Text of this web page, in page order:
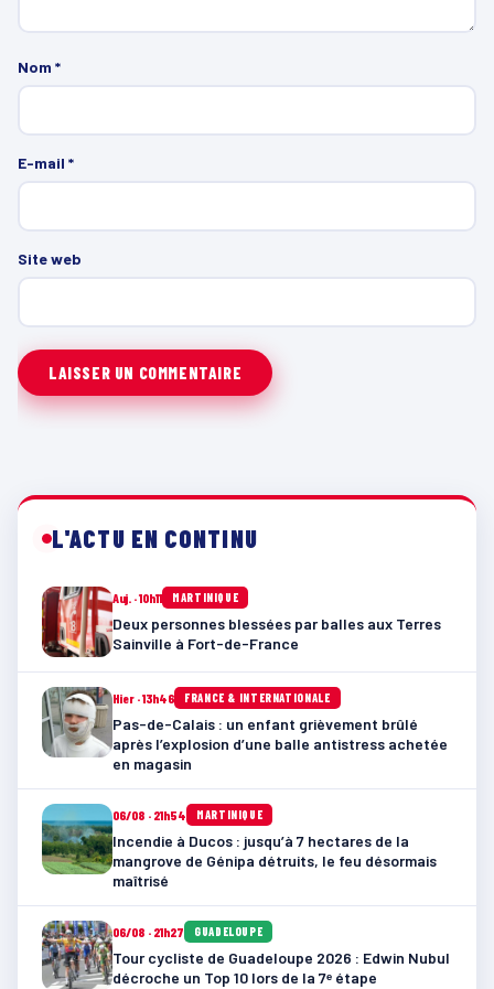
Nom *
E-mail *
Site web
L'ACTU EN CONTINU
Auj. · 10h11 MARTINIQUE
Deux personnes blessées par balles aux Terres
Sainville à Fort-de-France
Hier · 13h46 FRANCE & INTERNATIONALE
Pas-de-Calais : un enfant grièvement brûlé
après l’explosion d’une balle antistress achetée
en magasin
06/08 · 21h54 MARTINIQUE
Incendie à Ducos : jusqu’à 7 hectares de la
mangrove de Génipa détruits, le feu désormais
maîtrisé
06/08 · 21h27 GUADELOUPE
Tour cycliste de Guadeloupe 2026 : Edwin Nubul
décroche un Top 10 lors de la 7ᵉ étape